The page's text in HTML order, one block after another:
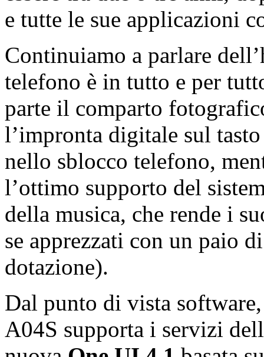
e tutte le sue applicazioni
Continuiamo a parlare
telefono è in tutto e per
parte il comparto
l’impronta digitale sul
nello sblocco telefono,
l’ottimo supporto del
della musica, che rende i
se apprezzati con un paio
dotazione).
Dal punto di vista
A04S supporta i servizi